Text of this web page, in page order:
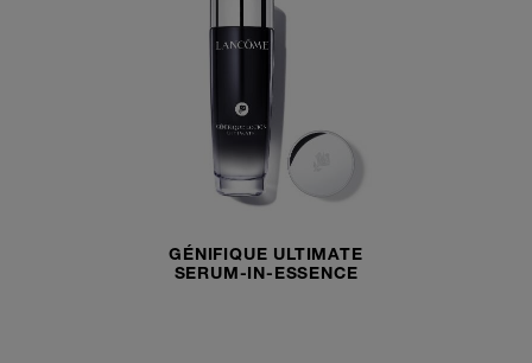
GÉNIFIQUE ULTIMATE
SERUM-IN-ESSENCE